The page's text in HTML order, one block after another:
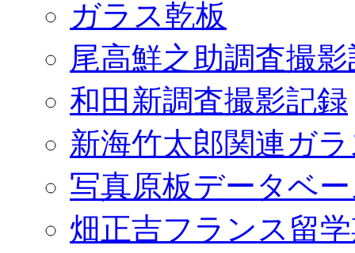
ガラス乾板
尾高鮮之助調査撮
和田新調査撮影記録
新海竹太郎関連ガ
写真原板データベ
畑正吉フランス留